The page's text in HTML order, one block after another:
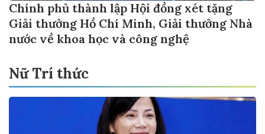
Chính phủ thành lập Hội đồng xét tặng
Giải thưởng Hồ Chí Minh, Giải thưởng Nhà
nước về khoa học và công nghệ
Nữ Trí thức